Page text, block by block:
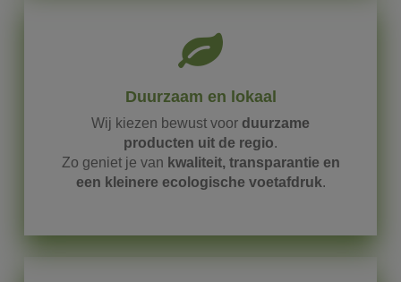
Duurzaam en lokaal
Wij kiezen bewust voor duurzame
producten uit de regio.
Zo geniet je van kwaliteit, transparantie en
een kleinere ecologische voetafdruk.